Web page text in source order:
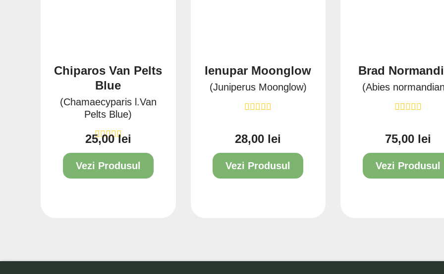
Chiparos Van Pelts
Blue
(Chamaecyparis l.Van
Pelts Blue)
Pret
25,00 lei
Vezi Produsul
Ienupar Moonglow
(Juniperus Moonglow)
Pret
28,00 lei
Vezi Produsul
Brad
(Abies
Pret
75,00 lei
Vezi Produsul